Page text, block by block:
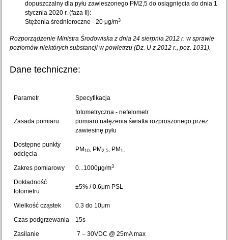
dopuszczalny dla pyłu zawieszonego PM2,5 do osiągnięcia do dnia 1
stycznia 2020 r. (faza II):
Stężenia średnioroczne - 20 μg/m3
Rozporządzenie Ministra Środowiska z dnia 24 sierpnia 2012 r. w sprawie
poziomów niektórych substancji w powietrzu (Dz. U z 2012 r., poz. 1031).
Dane techniczne:
Parametr Specyfikacja
Zasada pomiaru
fotometryczna - nefelometr
pomiaru natężenia światła rozproszonego przez
zawiesinę pyłu
Dostępne punkty
odcięcia
PM 10, PM 2,5, PM 1,
Zakres pomiarowy 0...1000μg/m3
Dokładność
fotometru
±5% / 0.6μm PSL
Wielkość cząstek
0.3 do 10μm
Czas podgrzewania
15s
Zasilanie
7 – 30VDC @ 25mA max